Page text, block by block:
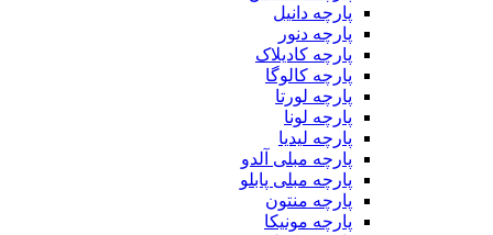
پارچه دانیل
پارچه دنور
پارچه کادیلاک
پارچه کالوگا
پارچه لورتا
پارچه لونا
پارچه لیدیا
پارچه مبلی آلدو
پارچه مبلی پابلو
پارچه منتون
پارچه مونیکا